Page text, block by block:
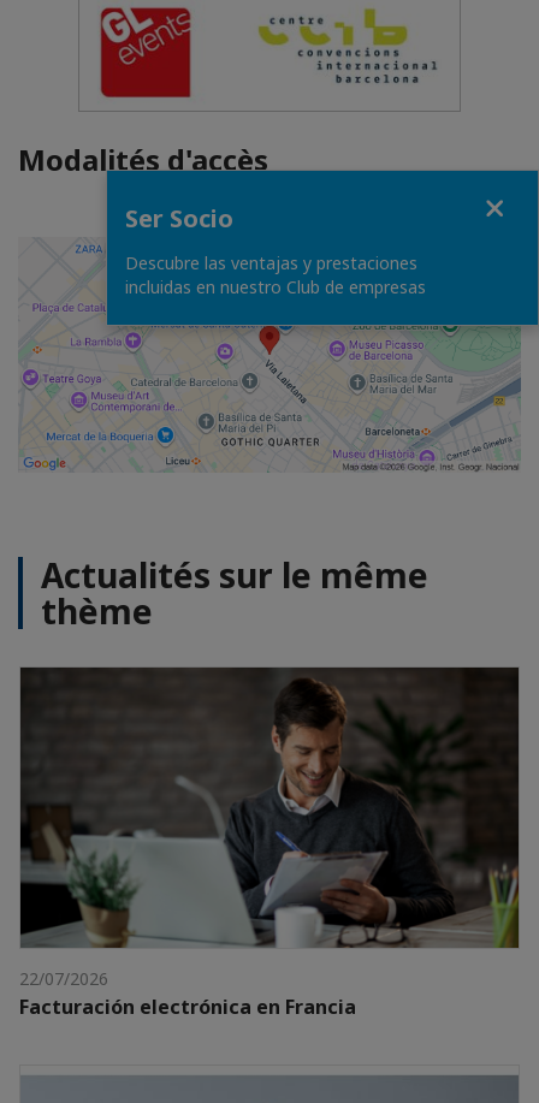
Modalités d'accès
Actualités sur le même
thème
22/07/2026
Facturación electrónica en Francia
Ser Socio
Descubre las ventajas y prestaciones
incluidas en nuestro Club de empresas